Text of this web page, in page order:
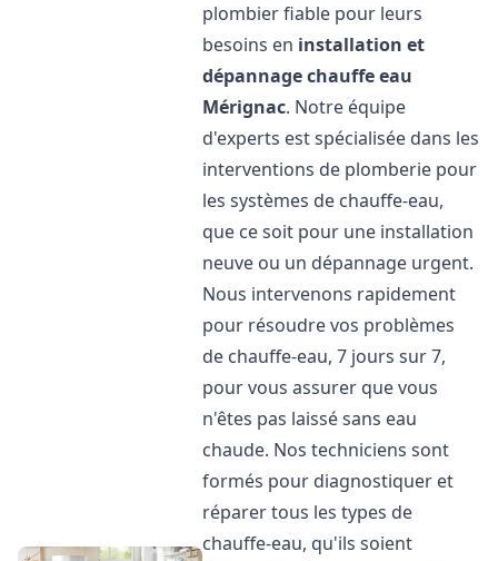
plombier fiable pour leurs
besoins en installation et
dépannage chauffe eau
Mérignac. Notre équipe
d'experts est spécialisée dans les
interventions de plomberie pour
les systèmes de chauffe-eau,
que ce soit pour une installation
neuve ou un dépannage urgent.
Nous intervenons rapidement
pour résoudre vos problèmes
de chauffe-eau, 7 jours sur 7,
pour vous assurer que vous
n'êtes pas laissé sans eau
chaude. Nos techniciens sont
formés pour diagnostiquer et
réparer tous les types de
chauffe-eau, qu'ils soient